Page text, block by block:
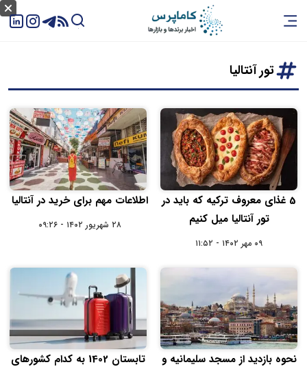
تور آنتالیا
5 غذای معروف ترکیه که باید در
تور آنتالیا میل کنیم
۰۹ مهر ۱۴۰۲ - ۱۱:۵۲
اطلاعات مهم برای خرید در آنتالیا
۲۸ شهریور ۱۴۰۲ - ۰۹:۲۶
نحوه بازدید از مسجد سلیمانیه و
تابستان 1402 به کدام کشورهای